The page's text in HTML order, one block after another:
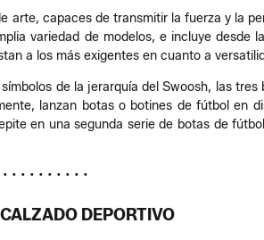
arte, capaces de transmitir la fuerza y la
variedad de modelos, e incluye desde
a los más exigentes en cuanto a
de la jerarquía del Swoosh, las
lanzan botas o botines de fútbol en
en una segunda serie de botas de
• • • • • • • • •
DEPORTIVO